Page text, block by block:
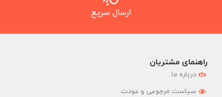
ارسال سریع
راهنمای مشتریان
درباره ما
سیاست مرجوعی و عودت